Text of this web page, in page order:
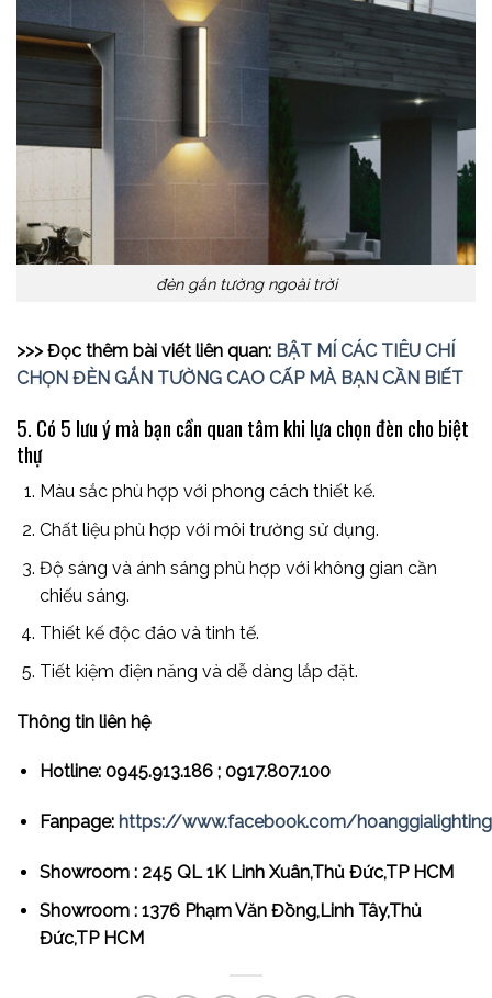
đèn gắn tường ngoài trời
>>> Đọc thêm bài viết liên quan: BẬT MÍ CÁC TIÊU CHÍ
CHỌN ĐÈN GẮN TƯỜNG CAO CẤP MÀ BẠN CẦN BIẾT
5. Có 5 lưu ý mà bạn cần quan tâm khi lựa chọn đèn cho biệt
thự
Màu sắc phù hợp với phong cách thiết kế.
Chất liệu phù hợp với môi trường sử dụng.
Độ sáng và ánh sáng phù hợp với không gian cần
chiếu sáng.
Thiết kế độc đáo và tinh tế.
Tiết kiệm điện năng và dễ dàng lắp đặt.
Thông tin liên hệ
Hotline: 0945.913.186 ; 0917.807.100
Fanpage: https://www.facebook.com/
Showroom : 245 QL 1K Linh Xuân,Thủ Đức,TP HCM
Showroom : 1376 Phạm Văn Đồng,Linh Tây,Thủ
Đức,TP HCM